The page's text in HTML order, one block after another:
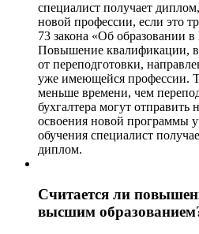
специалист получает
новой профессии, если это
73 закона «Об образовании
Повышение квалификации,
от переподготовки,
уже имеющейся профессии.
меньше времени, чем
бухгалтера могут
освоения новой программы
обучения специалист
диплом.
Считается ли
высшим